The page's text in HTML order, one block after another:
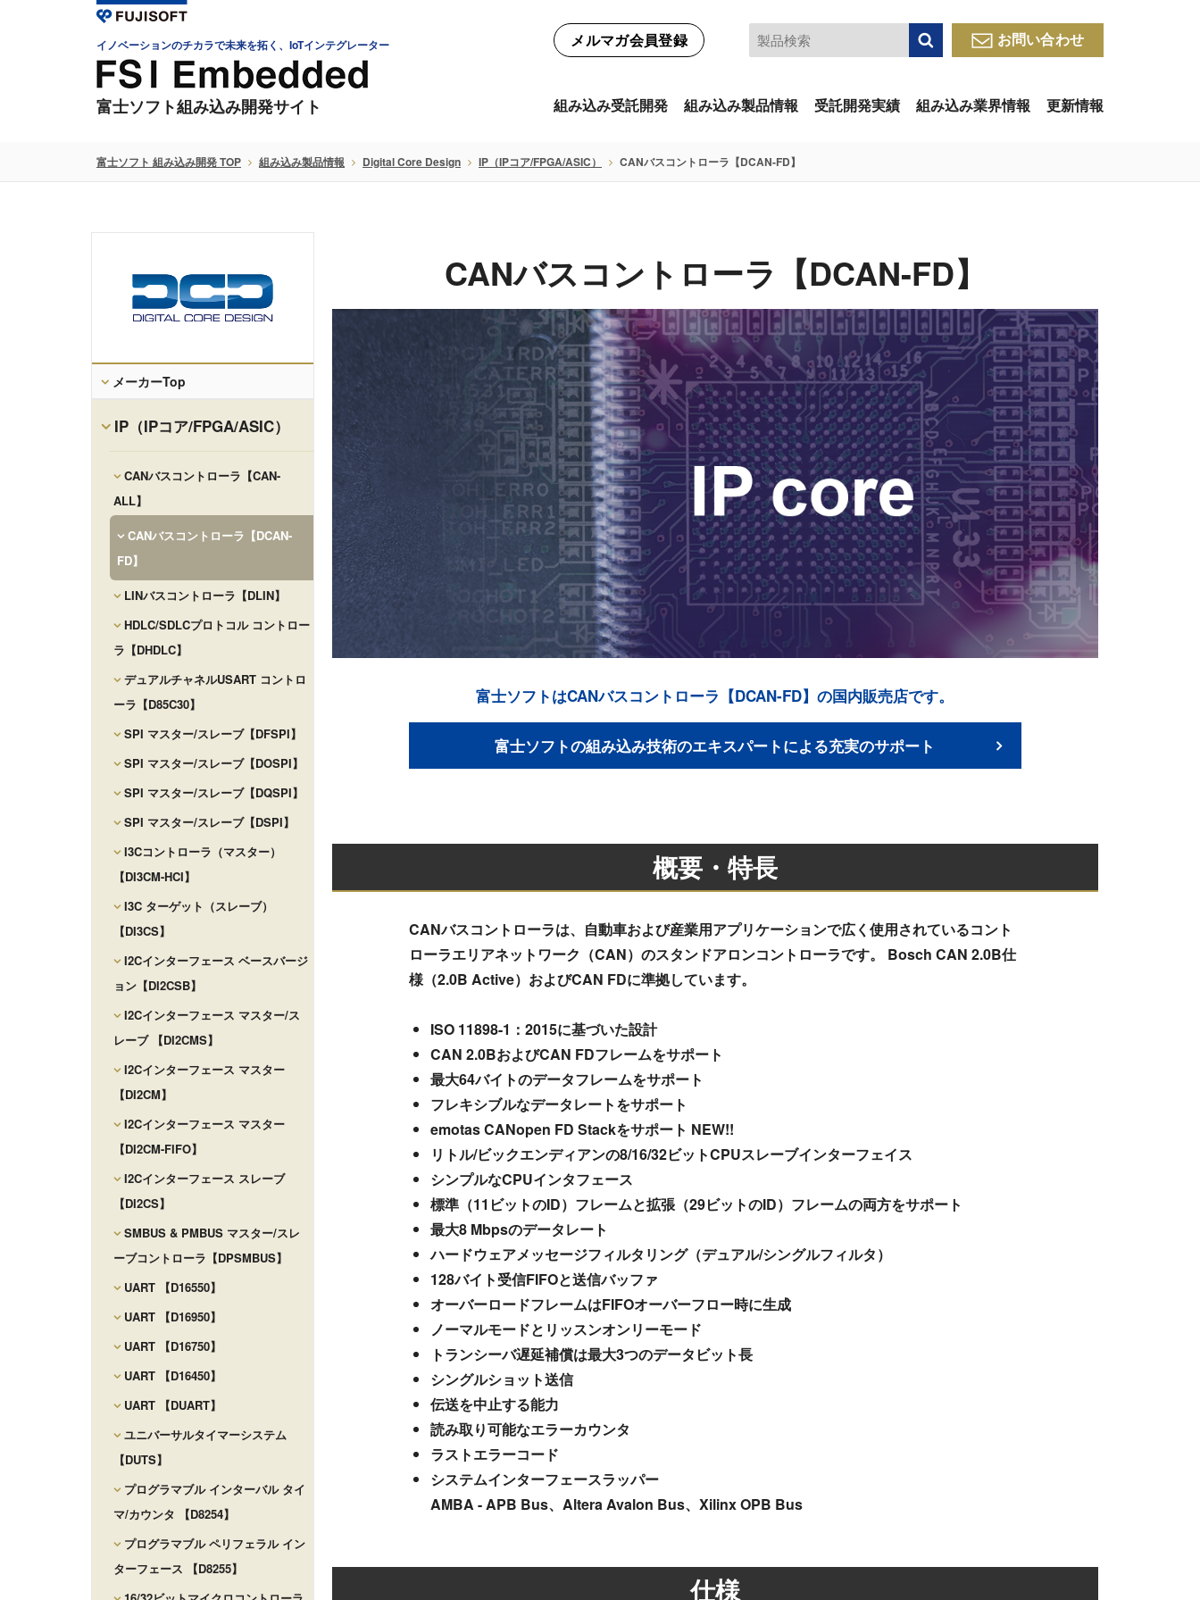
イノベーションのチカラで未来を拓く、IoTインテグレーター
富士ソフト組み込み開発サイト
メルマガ会員登録 検索 お問い合わせ
組み込み受託開発 組み込み製品情報 受託開発実績 組み込み業界情報 更新情報
富士ソフト 組み込み開発 TOP 組み込み製品情報 Digital Core Design IP（IPコア/FPGA/ASIC） CANバスコントローラ【DCAN-FD】
メーカーTop
IP（IPコア/FPGA/ASIC）
CANバスコントローラ【CAN-
ALL】
CANバスコントローラ【DCAN-
FD】
LINバスコントローラ【DLIN】
HDLC/SDLCプロトコル コントロー
ラ【DHDLC】
デュアルチャネルUSART コントロ
ーラ【D85C30】
SPI マスター/スレーブ【DFSPI】
SPI マスター/スレーブ【DOSPI】
SPI マスター/スレーブ【DQSPI】
SPI マスター/スレーブ【DSPI】
I3Cコントローラ（マスター）
【DI3CM-HCI】
I3C ターゲット（スレーブ）
【DI3CS】
I2Cインターフェース ベースバージ
ョン【DI2CSB】
I2Cインターフェース マスター/ス
レーブ 【DI2CMS】
I2Cインターフェース マスター
【DI2CM】
I2Cインターフェース マスター
【DI2CM-FIFO】
I2Cインターフェース スレーブ
【DI2CS】
SMBUS & PMBUS マスター/スレ
ーブコントローラ【DPSMBUS】
UART 【D16550】
UART 【D16950】
UART 【D16750】
UART 【D16450】
UART 【DUART】
ユニバーサルタイマーシステム
【DUTS】
プログラマブル インターバル タイ
マ/カウンタ 【D8254】
プログラマブル ペリフェラル イン
ターフェース 【D8255】
CANバスコントローラ【DCAN-FD】
富士ソフトはCANバスコントローラ【DCAN-FD】の国内販売店です。
富士ソフトの組み込み技術のエキスパートによる充実のサポート
概要・特長
CANバスコントローラは、自動車および産業用アプリケーションで広く使用されているコント
ローラエリアネットワーク（CAN）のスタンドアロンコントローラです。 Bosch CAN 2.0B仕
様（2.0B Active）およびCAN FDに準拠しています。
ISO 11898-1：2015に基づいた設計
CAN 2.0BおよびCAN FDフレームをサポート
最大64バイトのデータフレームをサポート
フレキシブルなデータレートをサポート
emotas CANopen FD Stackをサポート NEW!!
リトル/ビックエンディアンの8/16/32ビットCPUスレーブインターフェイス
シンプルなCPUインタフェース
標準（11ビットのID）フレームと拡張（29ビットのID）フレームの両方をサポート
最大8 Mbpsのデータレート
ハードウェアメッセージフィルタリング（デュアル/シングルフィルタ）
128バイト受信FIFOと送信バッファ
オーバーロードフレームはFIFOオーバーフロー時に生成
ノーマルモードとリッスンオンリーモード
トランシーバ遅延補償は最大3つのデータビット長
シングルショット送信
伝送を中止する能力
読み取り可能なエラーカウンタ
ラストエラーコード
システムインターフェースラッパー
AMBA - APB Bus、Altera Avalon Bus、Xilinx OPB Bus
仕様